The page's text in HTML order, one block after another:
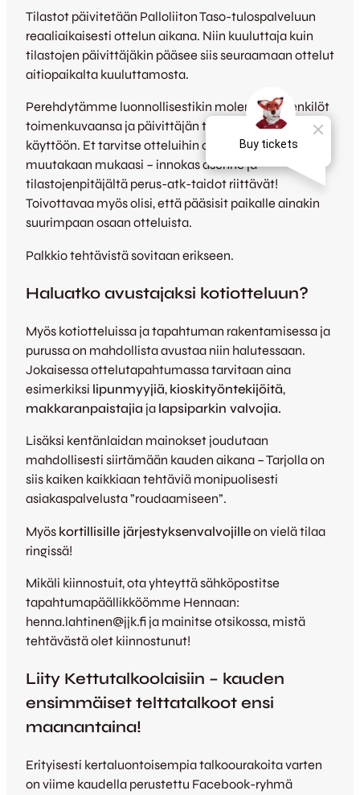
Tilastot päivitetään Palloliiton Taso-tulospalveluun
reaaliaikaisesti ottelun aikana. Niin kuuluttaja kuin
tilastojen päivittäjäkin pääsee siis seuraamaan ottelut
aitiopaikalta kuuluttamosta.
Perehdytämme luonnollisestikin molemmat henkilöt
toimenkuvaansa ja päivittäjän tulospalvelun
käyttöön. Et tarvitse otteluihin omaa tietokonetta tai
muutakaan mukaasi – innokas asenne ja
tilastojenpitäjältä perus-atk-taidot riittävät!
Toivottavaa myös olisi, että pääsisit paikalle ainakin
suurimpaan osaan otteluista.
Palkkio tehtävistä sovitaan erikseen.
Haluatko avustajaksi kotiotteluun?
Myös kotiotteluissa ja tapahtuman rakentamisessa ja
purussa on mahdollista avustaa niin halutessaan.
Jokaisessa ottelutapahtumassa tarvitaan aina
esimerkiksi lipunmyyjiä, kioskityöntekijöitä,
makkaranpaistajia ja lapsiparkin valvojia.
Lisäksi kentänlaidan mainokset joudutaan
mahdollisesti siirtämään kauden aikana – Tarjolla on
siis kaiken kaikkiaan tehtäviä monipuolisesti
asiakaspalvelusta ”roudaamiseen”.
Myös kortillisille järjestyksenvalvojilleon vielä tilaa
ringissä!
Mikäli kiinnostuit, ota yhteyttä sähköpostitse
tapahtumapäällikköömme Hennaan:
henna.lahtinen@jjk.fi ja mainitse otsikossa, mistä
tehtävästä olet kiinnostunut!
Liity Kettutalkoolaisiin – kauden
ensimmäiset telttatalkoot ensi
maanantaina!
Erityisesti kertaluontoisempia talkoourakoita varten
on viime kaudella perustettu Facebook-ryhmä